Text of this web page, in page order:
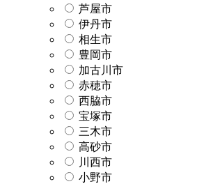
芦屋市
伊丹市
相生市
豊岡市
加古川市
赤穂市
西脇市
宝塚市
三木市
高砂市
川西市
小野市